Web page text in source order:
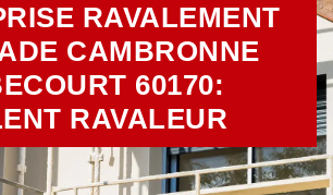
RAVALEMENT
CAMBRONNE
60170:
RAVALEUR